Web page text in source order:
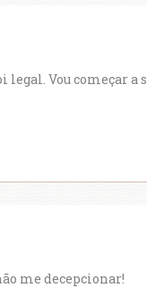
Vou começar a
me decepcionar!